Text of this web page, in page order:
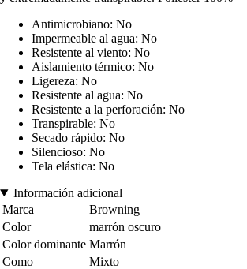
Antimicrobiano: No
Impermeable al agua: No
Resistente al viento: No
Aislamiento térmico: No
Ligereza: No
Resistente al agua: No
Resistente a la perforación: No
Transpirable: No
Secado rápido: No
Silencioso: No
Tela elástica: No
Información adicional
Marca
Browning
Color
marrón oscuro
Color dominante Marrón
Como
Mixto